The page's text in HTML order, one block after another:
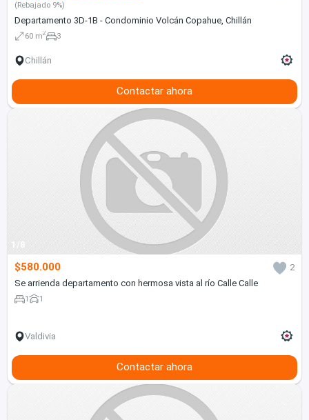
(Rebajado 9%)
Departamento 3D-1B - Condominio Volcán Copahue, Chillán
60 m2 3
Chillán
Contactar ahora
1/8
$580.000
2
Se arrienda departamento con hermosa vista al río Calle Calle
1 1
Valdivia
Contactar ahora